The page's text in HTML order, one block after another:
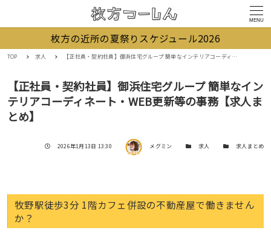
MENU
枚方の近所の夏祭りスケジュール2026
TOP 求人 【正社員・契約社員】御浜住宅グループ 簡単なインテリアコーディネート・WEB更新等の事務【求人まとめ】
【正社員・契約社員】御浜住宅グループ 簡単なイン
テリアコーディネート・WEB更新等の事務【求人ま
とめ】
投稿日
2026年1月13日 13:30 著者 メグミン カテゴリー
求人 カテゴリー求人まとめ
牧野駅徒歩3分 1階カフェ併設の不動産屋で働きません
か？